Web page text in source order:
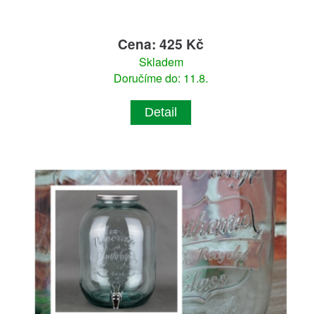
Cena: 425 Kč
Skladem
Doručíme do: 11.8.
Detail